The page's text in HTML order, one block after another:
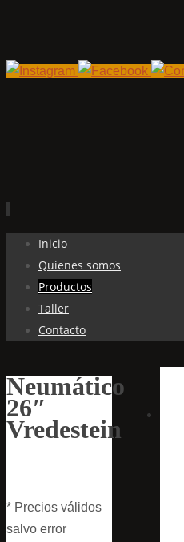
contenido
Inicio
Quienes somos
Productos
Taller
Contacto
Neumático
26″
Vredestein
* Precios válidos
salvo error